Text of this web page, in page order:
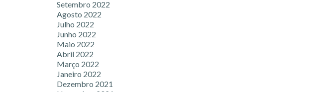
Setembro 2022
Agosto 2022
Julho 2022
Junho 2022
Maio 2022
Abril 2022
Março 2022
Janeiro 2022
Dezembro 2021